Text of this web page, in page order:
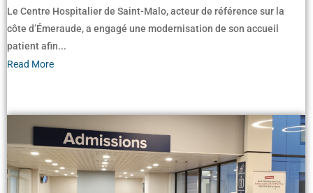
Le Centre Hospitalier de Saint-Malo, acteur de référence sur la
côte d’Émeraude, a engagé une modernisation de son accueil
patient afin...
Read More